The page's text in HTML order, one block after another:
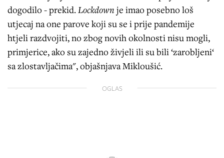
dogodilo - prekid. Lockdown je imao posebno loš
utjecaj na one parove koji su se i prije pandemije
htjeli razdvojiti, no zbog novih okolnosti nisu mogli,
primjerice, ako su zajedno živjeli ili su bili ‘zarobljeni‘
sa zlostavljačima", objašnjava Mikloušić.
OGLAS